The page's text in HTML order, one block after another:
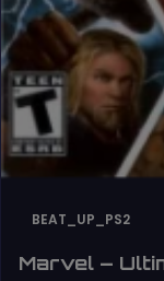
BEAT_UP_PS2
Marvel –